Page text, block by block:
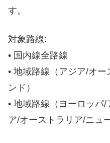
す。
対象路線:
• 国内線全路線
• 地域路線（アジア/オ
ンド）
• 地域路線（ヨーロッ
ア/オーストラリア/ニュ